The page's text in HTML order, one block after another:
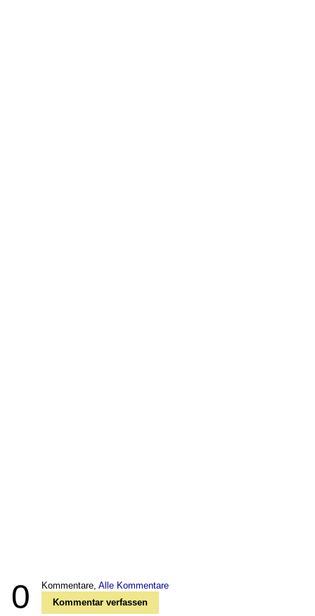
0 Kommentare, Alle Kommentare
Kommentar verfassen